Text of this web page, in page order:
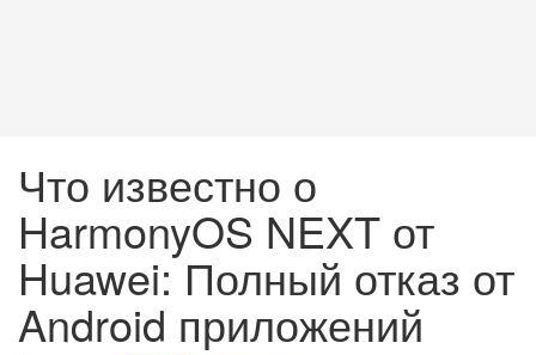
Что известно о
HarmonyOS NEXT от
Huawei: Полный отказ от
Android приложений